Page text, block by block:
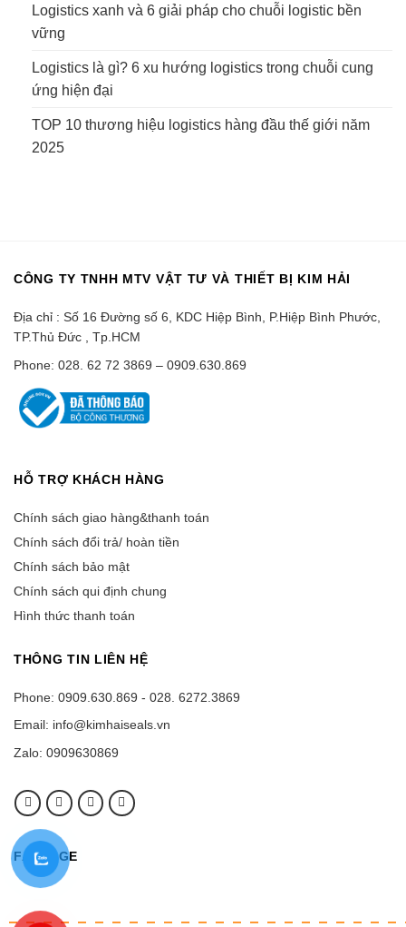
Logistics xanh và 6 giải pháp cho chuỗi logistic bền
vững
Logistics là gì? 6 xu hướng logistics trong chuỗi cung
ứng hiện đại
TOP 10 thương hiệu logistics hàng đầu thế giới năm
2025
CÔNG TY TNHH MTV VẬT TƯ VÀ THIẾT BỊ KIM HẢI
Địa chỉ : Số 16 Đường số 6, KDC Hiệp Bình, P.Hiệp Bình Phước,
TP.Thủ Đức , Tp.HCM
Phone: 028. 62 72 3869 – 0909.630.869
HỖ TRỢ KHÁCH HÀNG
Chính sách giao hàng&thanh toán
Chính sách đổi trả/ hoàn tiền
Chính sách bảo mật
Chính sách qui định chung
Hình thức thanh toán
THÔNG TIN LIÊN HỆ
Phone: 0909.630.869 - 028. 6272.3869
Email: info@kimhaiseals.vn
Zalo: 0909630869
FANPAGE